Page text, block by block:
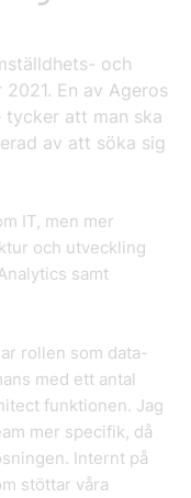
och
En av Ageros
tycker att man ska
av att söka sig
IT, men mer
och utveckling
samt
rollen som data-
med ett antal
funktionen. Jag
mer specifik, då
Internt på
stöttar våra